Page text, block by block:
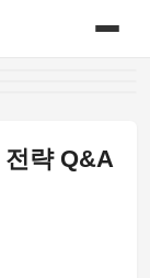
전략 Q&A